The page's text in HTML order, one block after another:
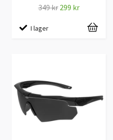
349 kr 299 kr
I lager